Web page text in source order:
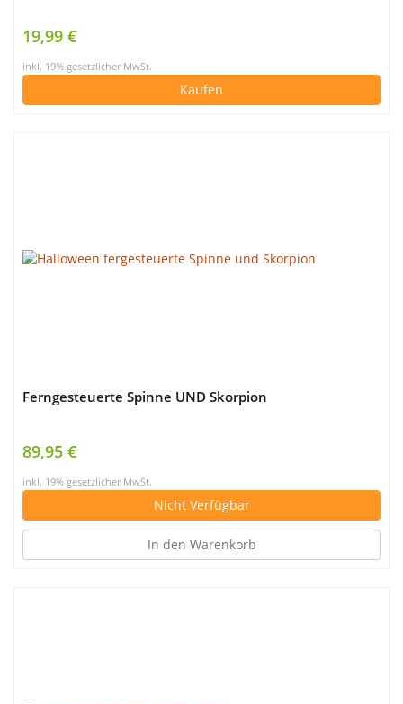
19,99 €
inkl. 19% gesetzlicher MwSt.
Kaufen
Ferngesteuerte Spinne UND Skorpion
89,95 €
inkl. 19% gesetzlicher MwSt.
Nicht Verfügbar
In den Warenkorb